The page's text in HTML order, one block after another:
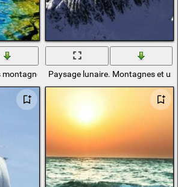
montagnes et un lacPaysage lunaire. Montagnes et